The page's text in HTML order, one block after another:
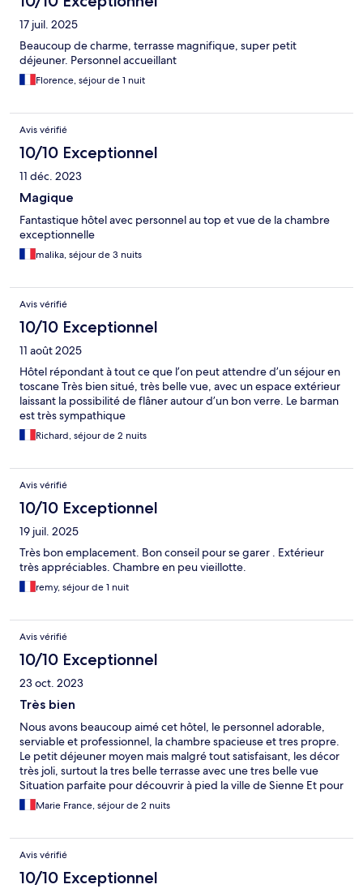
17 juil. 2025
Beaucoup de charme, terrasse magnifique, super petit
déjeuner. Personnel accueillant
Florence, séjour de 1 nuit
Avis vérifié
10/10 Exceptionnel
11 déc. 2023
Magique
Fantastique hôtel avec personnel au top et vue de la chambre
exceptionnelle
malika, séjour de 3 nuits
Avis vérifié
10/10 Exceptionnel
11 août 2025
Hôtel répondant à tout ce que l’on peut attendre d’un séjour en
toscane Très bien situé, très belle vue, avec un espace extérieur
laissant la possibilité de flâner autour d’un bon verre. Le barman
est très sympathique
Richard, séjour de 2 nuits
Avis vérifié
10/10 Exceptionnel
19 juil. 2025
Très bon emplacement. Bon conseil pour se garer . Extérieur
très appréciables. Chambre en peu vieillotte.
remy, séjour de 1 nuit
Avis vérifié
10/10 Exceptionnel
23 oct. 2023
Très bien
Nous avons beaucoup aimé cet hôtel, le personnel adorable,
serviable et professionnel, la chambre spacieuse et tres propre.
Le petit déjeuner moyen mais malgré tout satisfaisant, les décor
très joli, surtout la tres belle terrasse avec une tres belle vue
Situation parfaite pour découvrir à pied la ville de Sienne Et pour
finir tout ça, un établissement au calme
Marie France, séjour de 2 nuits
Avis vérifié
10/10 Exceptionnel